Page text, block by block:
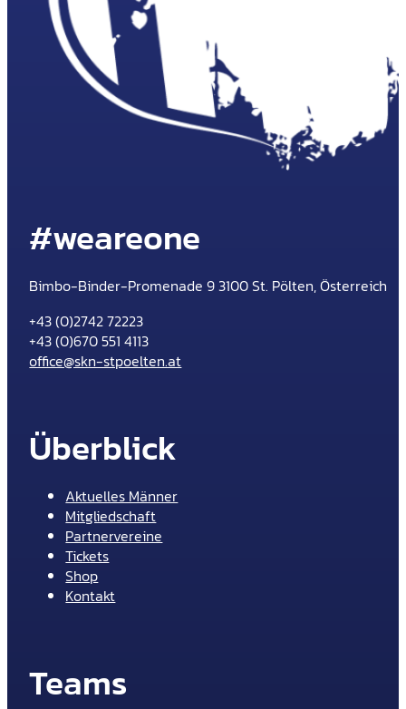
#weareone
Bimbo-Binder-Promenade 9 3100 St. Pölten, Österreich
+43 (0)2742 72223
+43 (0)670 551 4113
office@skn-stpoelten.at
Überblick
Aktuelles Männer
Mitgliedschaft
Partnervereine
Tickets
Shop
Kontakt
Teams